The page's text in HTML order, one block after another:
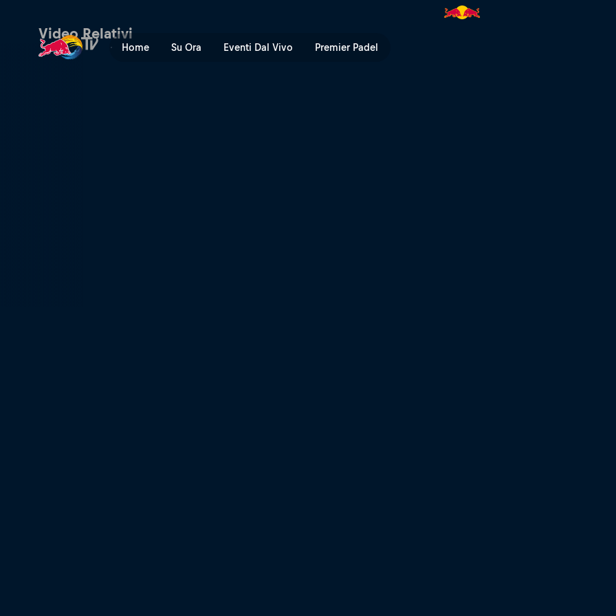
Home Su Ora Eventi Dal Vivo Premier Padel
Daily Show: controllo del percorso e primi risultati | Red
Video Relativi